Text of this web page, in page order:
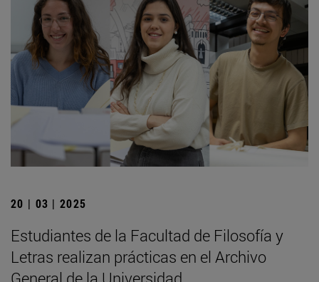
20 | 03 | 2025
Estudiantes de la Facultad de Filosofía y
Letras realizan prácticas en el Archivo